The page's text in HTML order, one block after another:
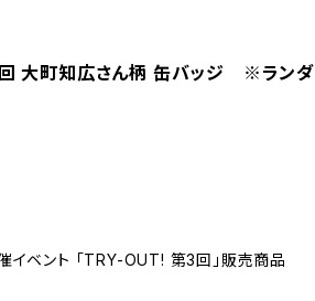
大町知広さん柄 缶バッジ ※ランダ
ベント 「TRY-OUT! 第3回」販売商品